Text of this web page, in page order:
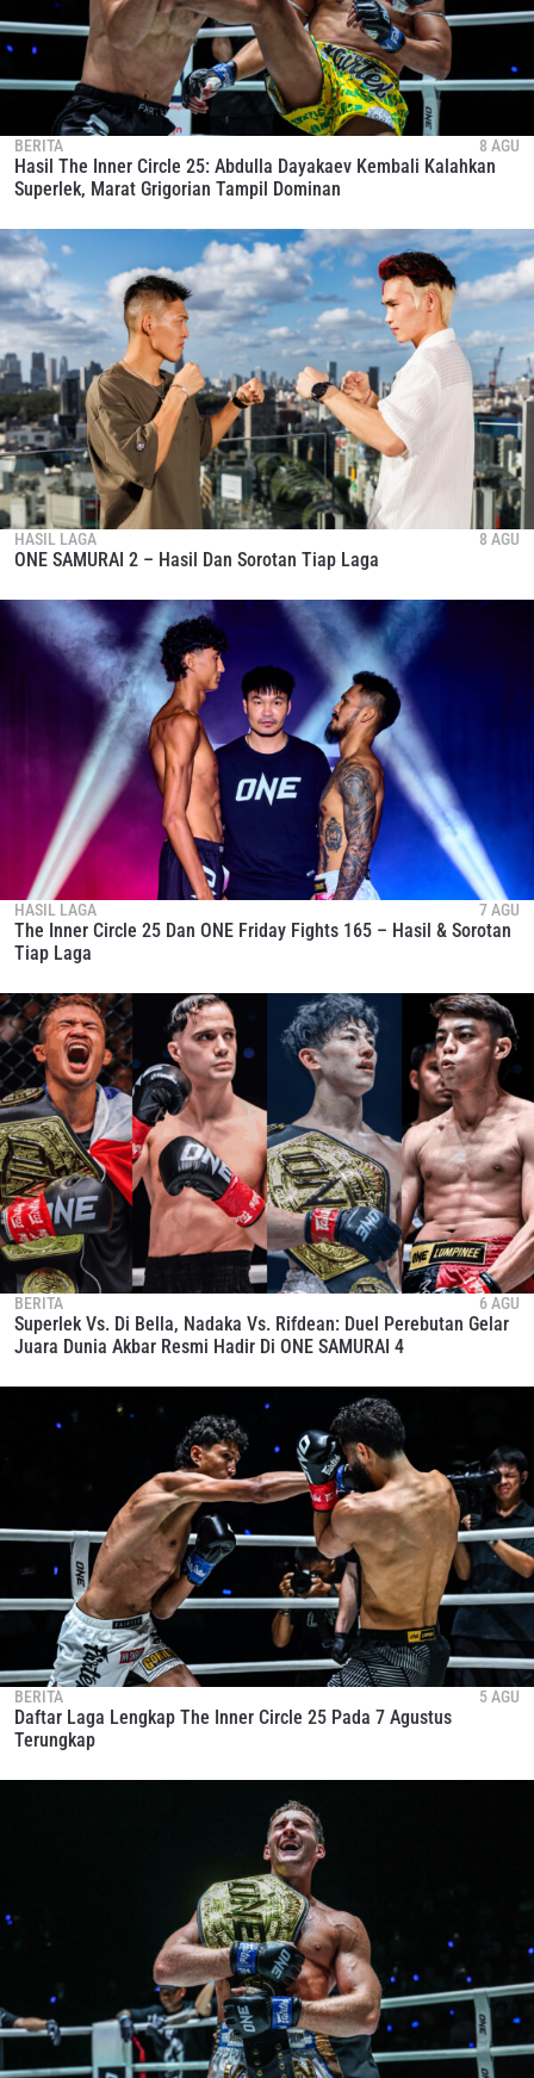
BERITA 8 AGU
Hasil The Inner Circle 25: Abdulla Dayakaev Kembali Kalahkan
Superlek, Marat Grigorian Tampil Dominan
HASIL LAGA 8 AGU
ONE SAMURAI 2 – Hasil Dan Sorotan Tiap Laga
HASIL LAGA 7 AGU
The Inner Circle 25 Dan ONE Friday Fights 165 – Hasil & Sorotan
Tiap Laga
BERITA 6 AGU
Superlek Vs. Di Bella, Nadaka Vs. Rifdean: Duel Perebutan Gelar
Juara Dunia Akbar Resmi Hadir Di ONE SAMURAI 4
BERITA 5 AGU
Daftar Laga Lengkap The Inner Circle 25 Pada 7 Agustus
Terungkap